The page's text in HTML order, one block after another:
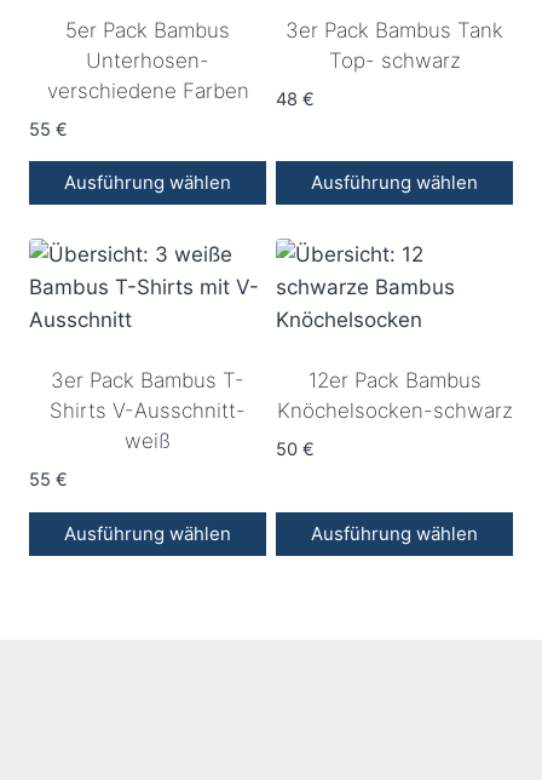
5er Pack Bambus
Unterhosen-
verschiedene Farben
55 €
Ausführung wählen
Produkt
weist
mehrere
auf.
Die
können
auf
3er Pack Bambus Tank
Top- schwarz
48 €
Ausführung wählen
Produkt
weist
mehrere
auf.
Die
Optionen
auf
3er Pack Bambus T-
Shirts V-Ausschnitt-
weiß
55 €
Ausführung wählen
12er Pack Bambus
Knöchelsocken-schwarz
50 €
Ausführung wählen